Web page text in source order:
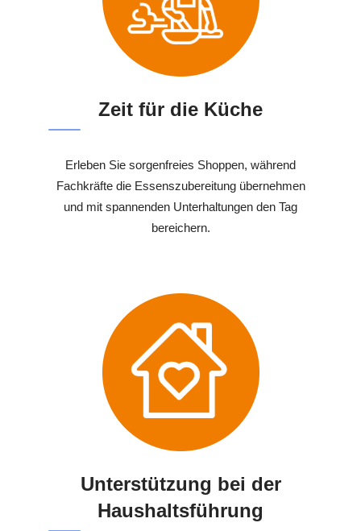
Zeit für die Küche
Erleben Sie sorgenfreies Shoppen, während
Fachkräfte die Essenszubereitung übernehmen
und mit spannenden Unterhaltungen den Tag
bereichern.
Unterstützung bei der
Haushaltsführung